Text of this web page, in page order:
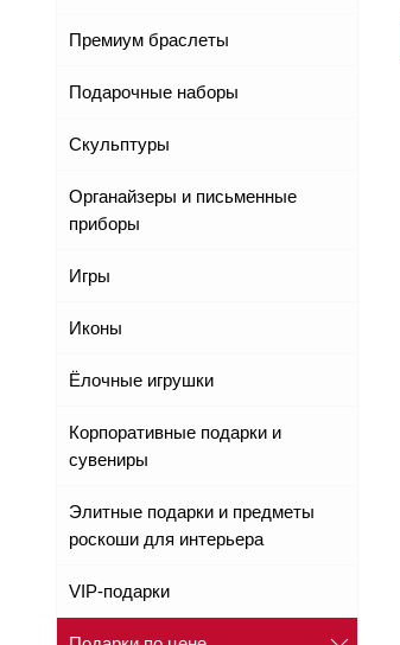
Премиум браслеты
Подарочные наборы
Скульптуры
Органайзеры и письменные
приборы
Игры
Иконы
Ёлочные игрушки
Корпоративные подарки и
сувениры
Элитные подарки и предметы
роскоши для интерьера
VIP-подарки